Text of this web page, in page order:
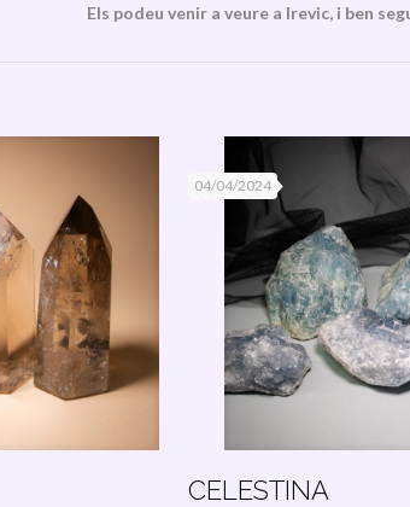
Els podeu venir a veure a Irevic, i ben
04/04/2024
CELESTINA